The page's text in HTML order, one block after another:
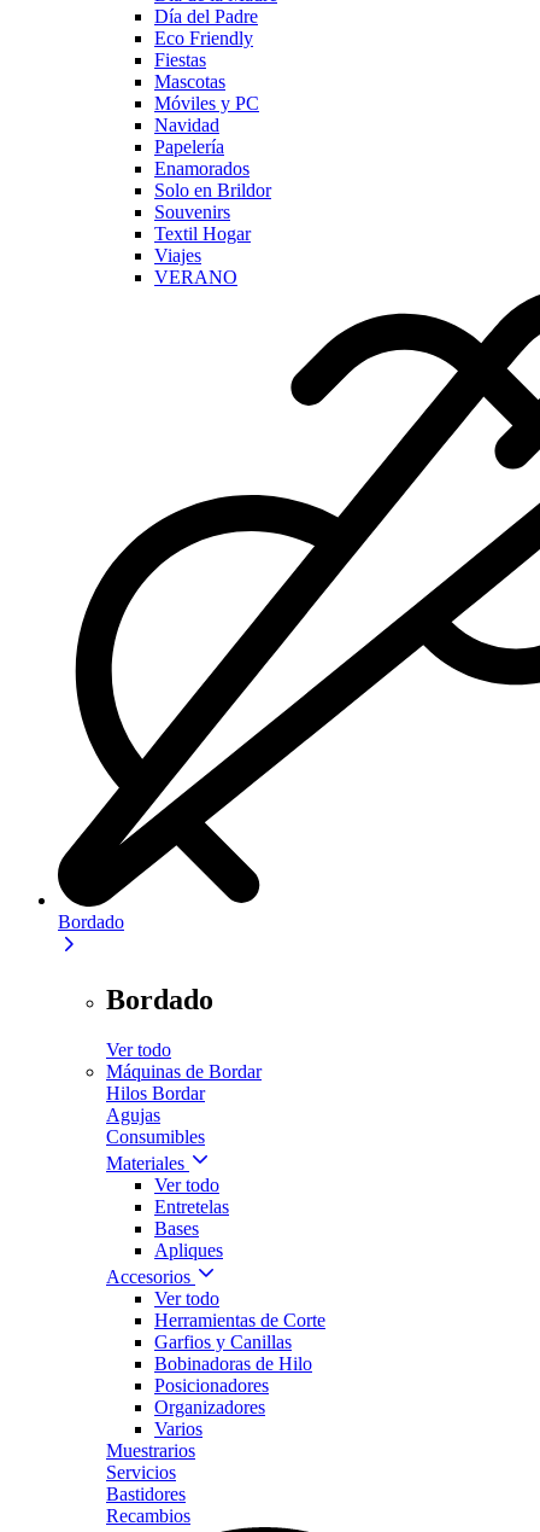
Día del Padre
Eco Friendly
Fiestas
Mascotas
Móviles y PC
Navidad
Papelería
Enamorados
Solo en Brildor
Souvenirs
Textil Hogar
Viajes
VERANO
Bordado
Bordado
Ver todo
Máquinas de Bordar
Hilos Bordar
Agujas
Consumibles
Materiales
Ver todo
Entretelas
Bases
Apliques
Accesorios
Ver todo
Herramientas de Corte
Garfios y Canillas
Bobinadoras de Hilo
Posicionadores
Organizadores
Varios
Muestrarios
Servicios
Bastidores
Recambios